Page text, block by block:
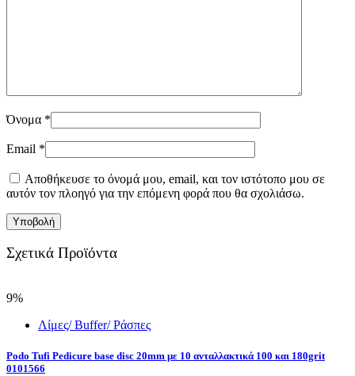
Όνομα *
Email *
Αποθήκευσε το όνομά μου, email, και τον ιστότοπο μου σε
αυτόν τον πλοηγό για την επόμενη φορά που θα σχολιάσω.
Σχετικά Προϊόντα
9%
Λίμες/ Buffer/ Ράσπες
Podo Tufi Pedicure base disc 20mm με 10 ανταλλακτικά 100 και 180grit
0101566